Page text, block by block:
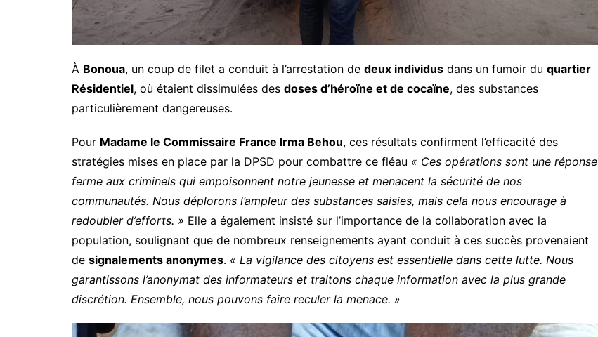
À Bonoua, un coup de filet a conduit à l’arrestation de deux individus dans un fumoir du quartier
Résidentiel, où étaient dissimulées des doses d’héroïne et de cocaïne, des substances
particulièrement dangereuses.
Pour Madame le Commissaire France Irma Behou, ces résultats confirment l’efficacité des
stratégies mises en place par la DPSD pour combattre ce fléau « Ces opérations sont une réponse
ferme aux criminels qui empoisonnent notre jeunesse et menacent la sécurité de nos
communautés. Nous déplorons l’ampleur des substances saisies, mais cela nous encourage à
redoubler d’efforts. » Elle a également insisté sur l’importance de la collaboration avec la
population, soulignant que de nombreux renseignements ayant conduit à ces succès provenaient
de signalements anonymes. « La vigilance des citoyens est essentielle dans cette lutte. Nous
garantissons l’anonymat des informateurs et traitons chaque information avec la plus grande
discrétion. Ensemble, nous pouvons faire reculer la menace. »